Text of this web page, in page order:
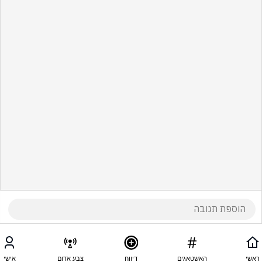
ראשי האשטאגים דיווח צבע אדום אישי